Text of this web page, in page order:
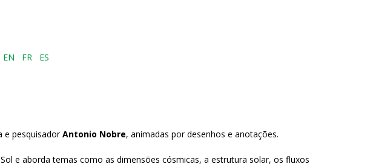
EN FR ES
e pesquisadorAntonio Nobre, animadas por desenhos e anotações.
e aborda temas como as dimensões cósmicas, a estrutura solar, os fluxos